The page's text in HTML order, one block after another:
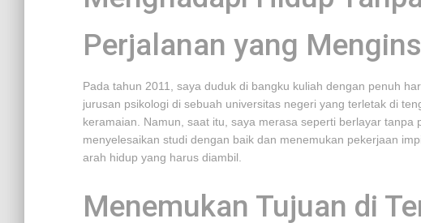
Perjalanan yang
Pada tahun 2011, saya duduk di bangku kuliah dengan penuh
jurusan psikologi di sebuah universitas negeri yang terletak di
keramaian. Namun, saat itu, saya merasa seperti berlayar
menyelesaikan studi dengan baik dan menemukan pekerjaan
arah hidup yang harus diambil.
Menemukan Tujuan di